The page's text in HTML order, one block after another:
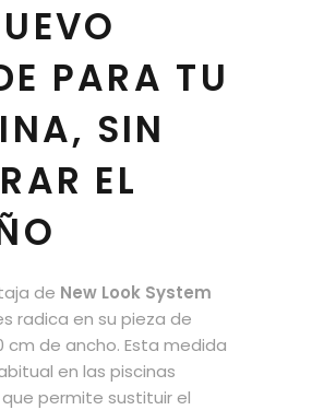
PARA TU
SIN
EL
de New Look System
radica en su pieza de
cm de ancho. Esta medida
en las piscinas
permite sustituir el